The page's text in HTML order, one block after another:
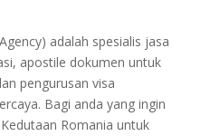
adalah spesialis jasa
apostile dokumen untuk
pengurusan visa
Bagi anda yang ingin
Romania untuk